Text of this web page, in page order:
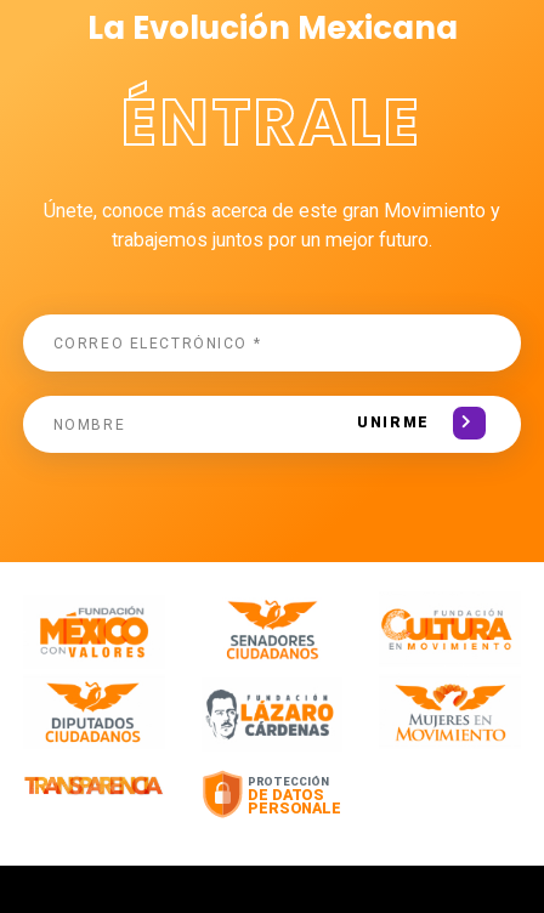
La Evolución Mexicana
ÉNTRALE
Únete, conoce más acerca de este gran Movimiento y
trabajemos juntos por un mejor futuro.
UNIRME